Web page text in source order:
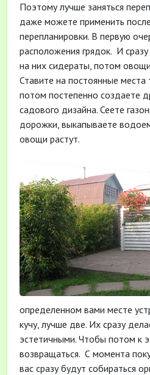
Поэтому лучше заняться
даже можете применить
перепланировки. В первую
расположения грядок. И
на них сидераты, потом
Ставите на постоянные места
потом постепенно создаете
садового дизайна. Сеете
дорожки, выкапываете
овощи растут.
определенном вами месте
кучу, лучше две. Их сразу
эстетичными. Чтобы потом к
возвращаться. С момента
вас сразу будут собираться